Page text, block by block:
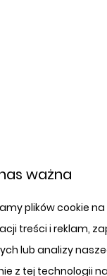
ważna
plików cookie
treści i reklam,
lub analizy
z tej technologii